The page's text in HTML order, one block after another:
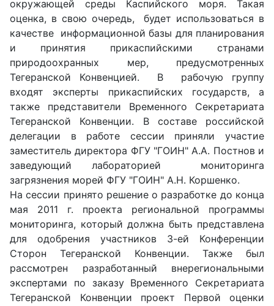
окружающей среды Каспийского моря. Такая
оценка, в свою очередь, будет использоваться в
качестве информационной базы для планирования
и принятия прикаспийскими странами
природоохранных мер, предусмотренных
Тегеранской Конвенцией. В рабочую группу
входят эксперты прикаспийских государств, а
также представители Временного Секретариата
Тегеранской Конвенции. В составе российской
делегации в работе сессии приняли участие
заместитель директора ФГУ "ГОИН" А.А. Постнов и
заведующий лабораторией мониторинга
загрязнения морей ФГУ "ГОИН" А.Н. Коршенко.
На сессии принято решение о разработке до конца
мая 2011 г. проекта региональной программы
мониторинга, который должна быть представлена
для одобрения участников 3-ей Конференции
Сторон Тегеранской Конвенции. Также был
рассмотрен разработанный внерегиональными
экспертами по заказу Временного Секретариата
Тегеранской Конвенции проект Первой оценки